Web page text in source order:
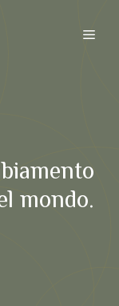
mondo.